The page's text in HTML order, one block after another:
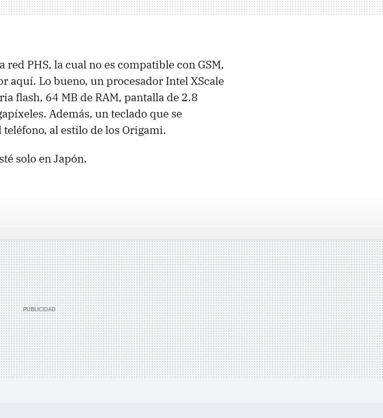
red PHS, la cual no es compatible con GSM,
aquí. Lo bueno, un procesador Intel XScale
flash, 64 MB de RAM, pantalla de 2.8
Además, un teclado que se
al estilo de los Origami.
solo en Japón.